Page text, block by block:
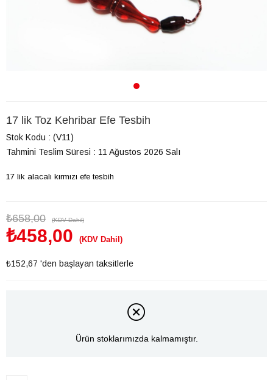
17 lik Toz Kehribar Efe Tesbih
Stok Kodu
(V11)
Tahmini Teslim Süresi : 11 Ağustos 2026 Salı
17 lik alacalı kırmızı efe tesbih
₺658,00 (KDV Dahil)
₺458,00 (KDV Dahil)
₺152,67 'den başlayan taksitlerle
Ürün stoklarımızda kalmamıştır.